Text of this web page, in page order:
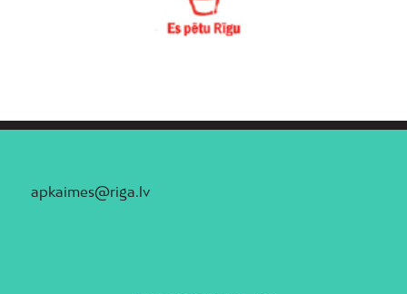
apkaimes@riga.lv